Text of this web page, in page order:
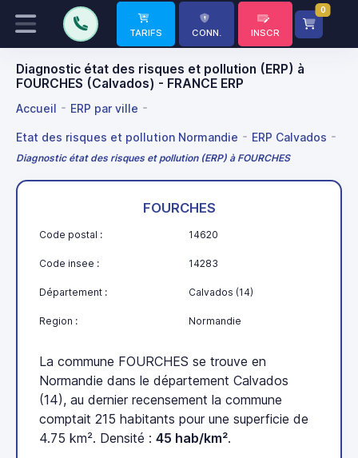
TARIFS CONN. INSCR
0
Diagnostic état des risques et pollution (ERP) à
FOURCHES (Calvados) - FRANCE ERP
Accueil ERP par ville
Etat des risques et pollution Normandie ERP Calvados
Diagnostic état des risques et pollution (ERP) à FOURCHES
FOURCHES
Code postal : 14620
Code insee : 14283
Département : Calvados (14)
Region : Normandie
La commune FOURCHES se trouve en
Normandie dans le département Calvados
(14), au dernier recensement la commune
comptait 215 habitants pour une superficie de
4.75 km². Densité : 45 hab/km².